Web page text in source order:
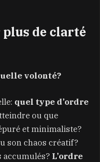
de clarté
volonté?
quel type d’ordre
ou que
et minimaliste?
son chaos créatif?
accumulés? L’ordre